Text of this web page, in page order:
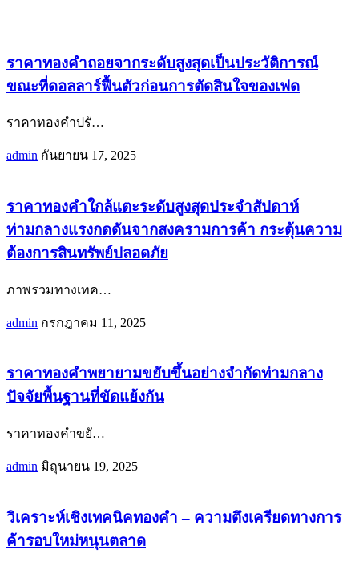
ราคาทองคำถอยจากระดับสูงสุดเป็นประวัติการณ์
ขณะที่ดอลลาร์ฟื้นตัวก่อนการตัดสินใจของเฟด
ราคาทองคำปรั…
admin กันยายน 17, 2025
ราคาทองคำใกล้แตะระดับสูงสุดประจำสัปดาห์
ท่ามกลางแรงกดดันจากสงครามการค้า กระตุ้นความ
ต้องการสินทรัพย์ปลอดภัย
ภาพรวมทางเทค…
admin กรกฎาคม 11, 2025
ราคาทองคำพยายามขยับขึ้นอย่างจำกัดท่ามกลาง
ปัจจัยพื้นฐานที่ขัดแย้งกัน
ราคาทองคำขยั…
admin มิถุนายน 19, 2025
วิเคราะห์เชิงเทคนิคทองคำ – ความตึงเครียดทางการ
ค้ารอบใหม่หนุนตลาด